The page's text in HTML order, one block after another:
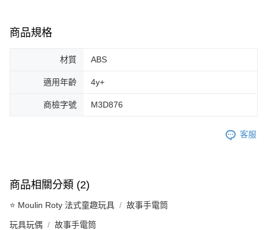
商品規格
材質 ABS
適用年齡 4y+
商檢字號 M3D876
客服
商品相關分類 (2)
⭐ Moulin Roty 法式童趣玩具 故事手電筒
玩具玩偶 故事手電筒